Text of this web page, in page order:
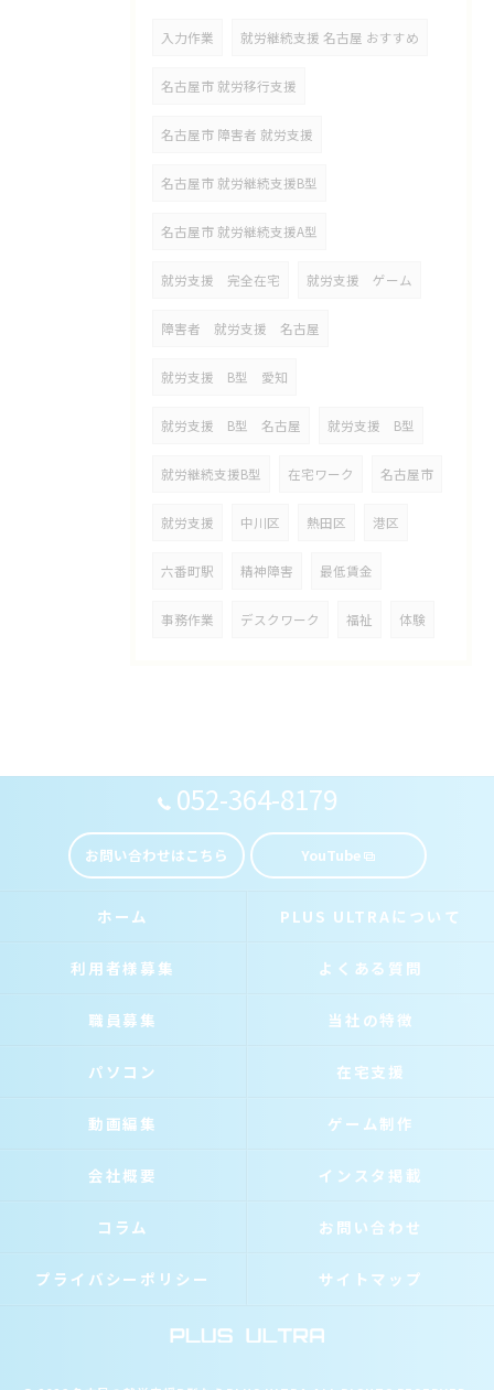
入力作業 就労継続支援 名古屋 おすすめ
名古屋市 就労移行支援
名古屋市 障害者 就労支援
名古屋市 就労継続支援B型
名古屋市 就労継続支援A型
就労支援 完全在宅 就労支援 ゲーム
障害者 就労支援 名古屋
就労支援 B型 愛知
就労支援 B型 名古屋 就労支援 B型
就労継続支援B型 在宅ワーク 名古屋市
就労支援 中川区 熱田区 港区
六番町駅 精神障害 最低賃金
事務作業 デスクワーク 福祉 体験
052-364-8179
お問い合わせはこちら YouTube
ホーム PLUS ULTRAについて
利用者様募集 よくある質問
職員募集 当社の特徴
パソコン 在宅支援
動画編集 ゲーム制作
会社概要 インスタ掲載
コラム お問い合わせ
プライバシーポリシー サイトマップ